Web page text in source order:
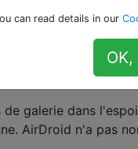
cette vue, je peux
de sélection
façon d'exporter /
galerie dans
AirDroid n'a pas
can read details in our